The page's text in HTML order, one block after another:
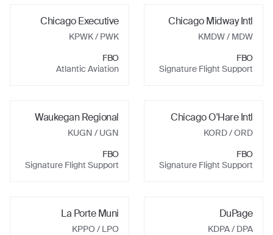
Chicago Midway Intl
KMDW/ MDW
FBO
Signature Flight Support
Chicago Executive
KPWK/ PWK
FBO
Atlantic Aviation
Chicago O'Hare Intl
KORD/ ORD
FBO
Signature Flight Support
Waukegan Regional
KUGN / UGN
FBO
Signature Flight Support
DuPage
KDPA/ DPA
La Porte Muni
KPPO/ LPO